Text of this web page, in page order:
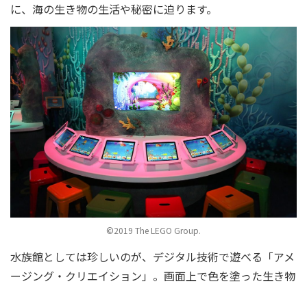
に、海の生き物の生活や秘密に迫ります。
©2019 The LEGO Group.
水族館としては珍しいのが、デジタル技術で遊べる「アメ
ージング・クリエイション」。画面上で色を塗った生き物